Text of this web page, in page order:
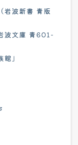
岩波新書 青版
波文庫 青601-
」